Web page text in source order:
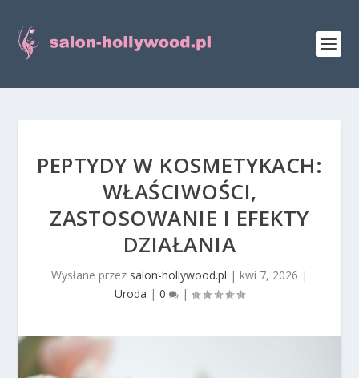
PEPTYDY W KOSMETYKACH:
WŁAŚCIWOŚCI,
ZASTOSOWANIE I EFEKTY
DZIAŁANIA
Wysłane przez salon-hollywood.pl | kwi 7, 2026 |
Uroda | 0 |